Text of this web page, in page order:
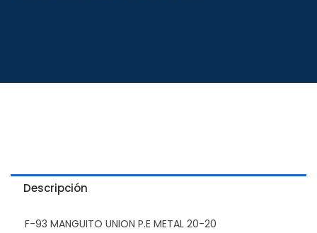
Descripción
F-93 MANGUITO UNION P.E METAL 20-20